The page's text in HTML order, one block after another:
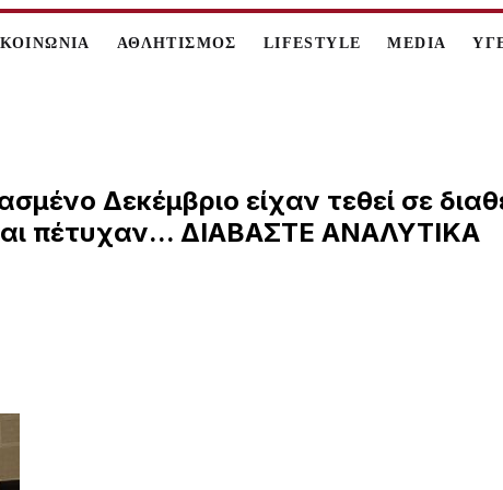
ΚΟΙΝΩΝΙΑ ΑΘΛΗΤΙΣΜΟΣ LIFESTYLE MEDIA
Δεκέμβριο είχαν τεθεί σε
πέτυχαν... ΔΙΑΒΑΣΤΕ ΑΝΑΛΥΤΙΚΑ